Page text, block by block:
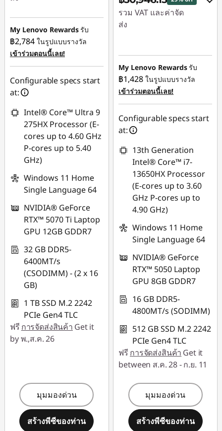
ประหยัดทันที :-
฿44,610.79
หรือ
eCoupon :
฿45,636.00
combined
ใช้ eCoupon :
MIDNIGHT
My Lenovo Rewardsรับ
฿2,784 ในรูปแบบรางวัล
เข้าร่วมตอนนี้เลย!
Configurable specs start
at:
Intel® Core™ Ultra 9
275HX Processor (E-
cores up to 4.60 GHz
P-cores up to 5.40
GHz)
Windows 11 Home
Single Language 64
NVIDIA® GeForce
RTX™ 5070 Ti Laptop
GPU 12GB GDDR7
32 GB DDR5-
6400MT/s
(CSODIMM) - (2 x 16
GB)
1 TB SSD M.2 2242
PCIe Gen4 TLC
ฟรี การจัดส่งสินค้า Get it
by พ.,ส.ค. 26
มุมมองด่วน
สร้างพีซีของท่าน
รวม VAT และค่าจัด
ส่ง
฿21,562.89
หรือ
การประหยัด
eCoupon :-
฿21,809.61
*Savings cannot be
ใช้ eCoupon :
MIDNIGHT
My Lenovo Rewardsรับ
฿1,428 ในรูปแบบรางวัล
เข้าร่วมตอนนี้เลย!
Configurable specs start
at:
13th Generation
Intel® Core™ i7-
13650HX Processor
(E-cores up to 3.60
GHz P-cores up to
4.90 GHz)
Windows 11 Home
Single Language 64
NVIDIA® GeForce
RTX™ 5050 Laptop
GPU 8GB GDDR7
16 GB DDR5-
4800MT/s (SODIMM)
512 GB SSD M.2 2242
PCIe Gen4 TLC
ฟรี การจัดส่งสินค้า Get it
between ส.ค. 28 - ก.ย. 11
มุมมองด่วน
สร้างพีซีของท่าน